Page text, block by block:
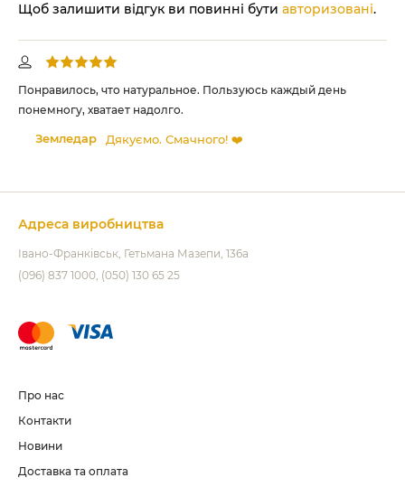
Понравилось, что натуральное. Пользуюсь каждый день
понемногу, хватает надолго.
Земледар Дякуємо. Смачного! ❤️
Щоб залишити відгук ви повинні бути авторизовані.
Адреса виробництва
Івано-Франківськ Гетьмана Мазепи, 136а
(096) 837 1000 (050) 130 65 25
Про нас
Контакти
Новини
Доставка та оплата